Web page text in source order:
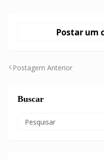
Postar um
Postagem Anterior
Buscar